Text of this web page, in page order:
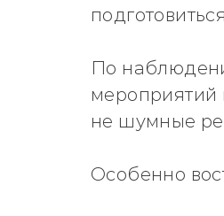
По
мероприятий
не шумные
Особенно